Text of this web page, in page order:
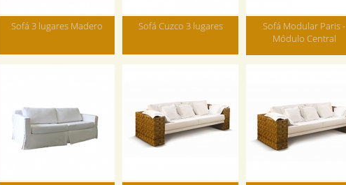
Sofá 3 lugares Madero Sofá Cuzco 3 lugares
Sofá Modular Paris -
Módulo Central